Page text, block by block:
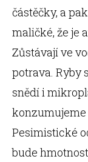
částěčky, a
maličké, že je
Zůstávají ve
potrava. Ryby
snědí i
konzumujeme
Pesimistické
bude